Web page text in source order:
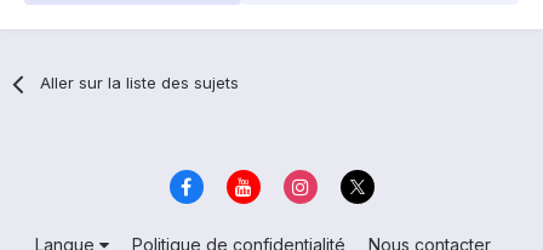
Aller sur la liste des sujets
Langue Politique de confidentialité Nous contacter